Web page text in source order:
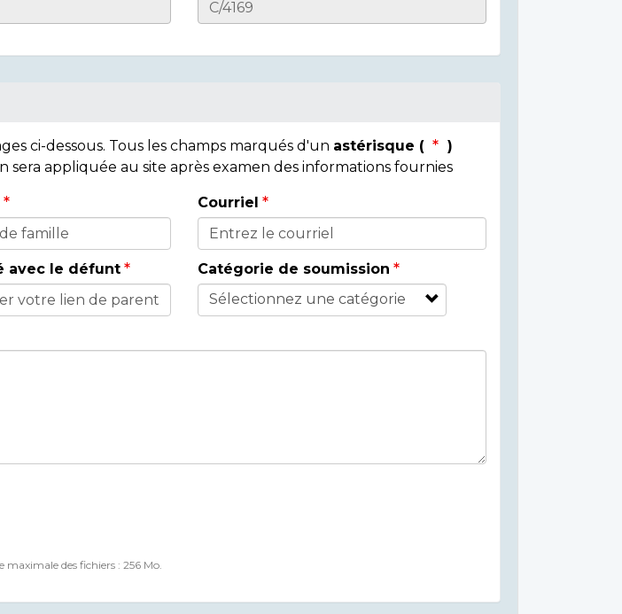
ci-dessous. Tous les champs marqués d'un astérisque (
)
appliquée au site après examen des informations fournies
Courriel
avec le défunt Catégorie de soumission
des fichiers : 256 Mo.